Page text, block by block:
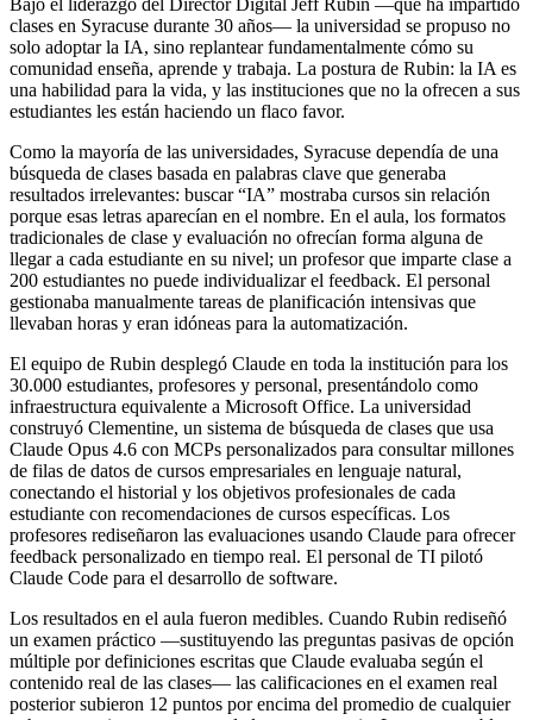
clases en Syracuse durante 30 años— la universidad se propuso no
solo adoptar la IA, sino replantear fundamentalmente cómo su
comunidad enseña, aprende y trabaja. La postura de Rubin: la IA es
una habilidad para la vida, y las instituciones que no la ofrecen a sus
estudiantes les están haciendo un flaco favor.
Como la mayoría de las universidades, Syracuse dependía de una
búsqueda de clases basada en palabras clave que generaba
resultados irrelevantes: buscar “IA” mostraba cursos sin relación
porque esas letras aparecían en el nombre. En el aula, los formatos
tradicionales de clase y evaluación no ofrecían forma alguna de
llegar a cada estudiante en su nivel; un profesor que imparte clase a
200 estudiantes no puede individualizar el feedback. El personal
gestionaba manualmente tareas de planificación intensivas que
llevaban horas y eran idóneas para la automatización.
El equipo de Rubin desplegó Claude en toda la institución para los
30.000 estudiantes, profesores y personal, presentándolo como
infraestructura equivalente a Microsoft Office. La universidad
construyó Clementine, un sistema de búsqueda de clases que usa
Claude Opus 4.6 con MCPs personalizados para consultar millones
de filas de datos de cursos empresariales en lenguaje natural,
conectando el historial y los objetivos profesionales de cada
estudiante con recomendaciones de cursos específicas. Los
profesores rediseñaron las evaluaciones usando Claude para ofrecer
feedback personalizado en tiempo real. El personal de TI pilotó
Claude Code para el desarrollo de software.
Los resultados en el aula fueron medibles. Cuando Rubin rediseñó
un examen práctico —sustituyendo las preguntas pasivas de opción
múltiple por definiciones escritas que Claude evaluaba según el
contenido real de las clases— las calificaciones en el examen real
posterior subieron 12 puntos por encima del promedio de cualquier